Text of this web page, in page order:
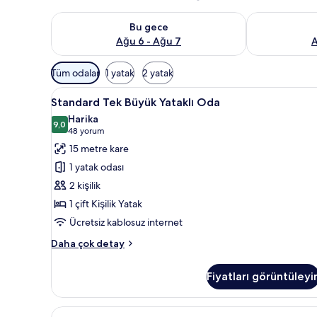
Bu gece
Ağu 6 - Ağu 7
Bu gece için müsaitliği kontrol et Ağu 6 - Ağu 7
Yarın için
Odalar
için
mevcut
filtreler
Tüm odalar 1 yatak 2 yatak
Standard
Tek
Büyük
Yataklı
Oda
için
tüm
fotoğrafları
görün
Standard Tek Büyük Yataklı
7
Standard Tek Büyük Yataklı Oda
9,09,0 / 10
Harika
48 yorum
(48
yorum)
15 metre kare
1 yatak odası
2 kişilik
1 çift Kişilik Yatak
Ücretsiz kablosuz internet
Daha çok detay
Standard
Oda
hakkında
Fiyatları
Double
Masa, dizüstü bilgisayar